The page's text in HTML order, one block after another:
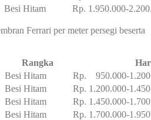
Besi Hitam Rp. 1.950.000-
Ferrari per meter persegi beserta
Rangka
Besi Hitam
Rp. 950.000-
Besi Hitam
Rp. 1.200.000-
Besi Hitam
Rp. 1.450.000-
Besi Hitam
Rp. 1.700.000-